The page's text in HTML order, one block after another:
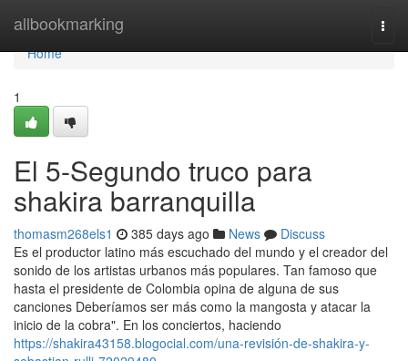
allbookmarking
Home
Home
1
El 5-Segundo truco para
shakira barranquilla
thomasm268els1 385 days ago News
Discuss
Es el productor latino más escuchado del mundo y el creador del
sonido de los artistas urbanos más populares. Tan famoso que
hasta el presidente de Colombia opina de alguna de sus
canciones Deberíamos ser más como la mangosta y atacar la
inicio de la cobra". En los conciertos, haciendo
https://shakira43158.blogocial.com/una-revisión-de-shakira-y-